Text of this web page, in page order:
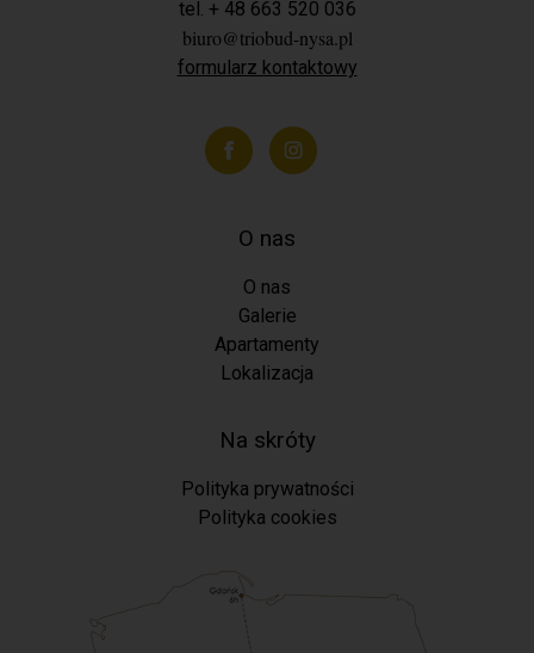
tel. + 48 663 520 036
biuro@triobud-nysa.pl
formularz kontaktowy
O nas
O nas
Galerie
Apartamenty
Lokalizacja
Na skróty
Polityka prywatności
Polityka cookies